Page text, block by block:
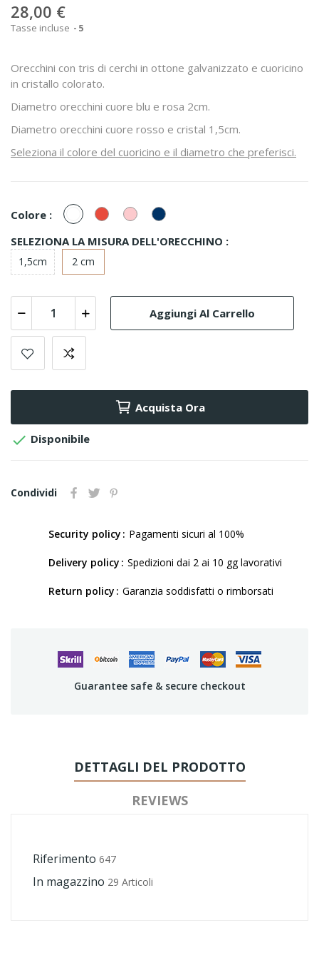
28,00 €
Tasse incluse 5
Orecchini con tris di cerchi in ottone galvanizzato e cuoricino
in cristallo colorato.
Diametro orecchini cuore blu e rosa 2cm.
Diametro orecchini cuore rosso e cristal 1,5cm.
Seleziona il colore del cuoricino e il diametro che preferisci.
Colore : Bianco/Cristal
RossoRosa Blu
Montana
SELEZIONA LA MISURA DELL'ORECCHINO :
1,5cm 2 cm
Aggiungi Al Carrello
Acquista Ora
 Disponibile
Condividi
Security policy Pagamenti sicuri al 100%
Delivery policy Spedizioni dai 2 ai 10 gg lavorativi
Return policy Garanzia soddisfatti o rimborsati
Guarantee safe & secure checkout
DETTAGLI DEL PRODOTTO
REVIEWS
Riferimento 647
In magazzino 29 Articoli